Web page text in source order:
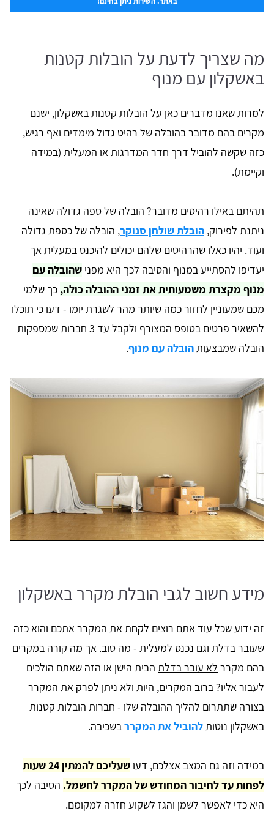
מה שצריך לדעת על הובלות קטנות
באשקלון עם מנוף
למרות שאנו מדברים כאן על הובלות קטנות באשקלון, ישנם
מקרים בהם מדובר בהובלה של רהיט גדול מימדים ואף רגיש,
כזה שקשה להוביל דרך חדר המדרגות או המעלית (במידה
וקיימת).
תהיתם באילו רהיטים מדובר? הובלה של ספה גדולה שאינה
ניתנת לפירוק, הובלת שולחן סנוקר, הובלה של כספת גדולה
ועוד. יהיו כאלו שהרהיטים שלהם יכולים להיכנס במעלית אך
יעדיפו להסתייע במנוף והסיבה לכך היא מפני שהובלה עם
מנוף מקצרת משמעותית את זמני ההובלה כולה, כך שלמי
מכם שמעוניין לחזור כמה שיותר מהר לשגרת יומו - דעו כי תוכלו
להשאיר פרטים בטופס המצורף ולקבל עד 3 חברות שמספקות
הובלה שמבצעותהובלה עם מנוף.
מידע חשוב לגבי הובלת מקרר באשקלון
זה ידוע שכל עוד אתם רוצים לקחת את המקרר אתכם והוא כזה
שעובר בדלת וגם נכנס למעלית - מה טוב. אך מה קורה במקרים
בהם מקרר לא עובר בדלת הבית הישן או הזה שאתם הולכים
לעבור אליו? ברוב המקרים, היות ולא ניתן לפרק את המקרר
בצורה שתתרום להליך ההובלה שלו - חברות הובלות קטנות
באשקלון נוטותלהוביל את המקררבשכיבה.
במידה וזה גם המצב אצלכם, דעו
שעליכם להמתין 24 שעות
לפחות עד לחיבור המחודש של המקרר לחשמל. הסיבה לכך
היא כדי לאפשר לשמן והגז לשקוע חזרה למקומם.